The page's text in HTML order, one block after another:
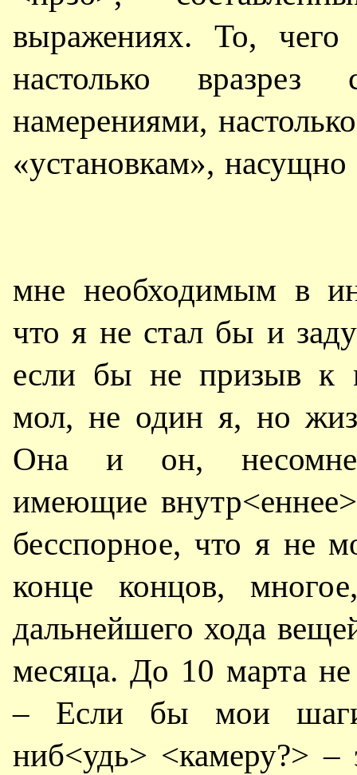
выражениях. То,
настолько
намерениями,
«установкам», насущно
мне необходимым в
что я не стал бы и
если бы не призыв к
мол, не один я, но
Она и он,
имеющие
бесспорное, что я не
конце концов,
дальнейшего хода
месяца. До 10 марта
– Если бы мои
ниб<удь> <камеру?> –